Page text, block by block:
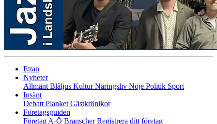
Ettan
Nyheter
Allmänt Blåljus KulturNäringsliv Nöje Politik Sport
Insänt
Debatt Planket Gästkrönikor
Företagsguiden
Företag A-Ö BranscherRegistrera ditt företag